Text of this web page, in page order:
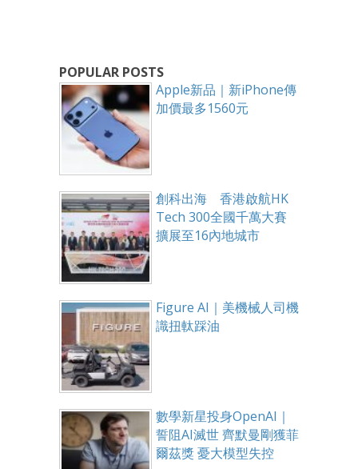
POPULAR POSTS
Apple新品｜新iPhone傳
加價最多1560元
創科出海 香港啟航HK
Tech 300全國千萬大賽
擴展至16內地城市
Figure AI｜美機械人司機
識扭軚踩油
數學新星投身OpenAI｜
誓阻AI滅世 齊默曼剛獲菲
爾茲獎 憂大模型失控